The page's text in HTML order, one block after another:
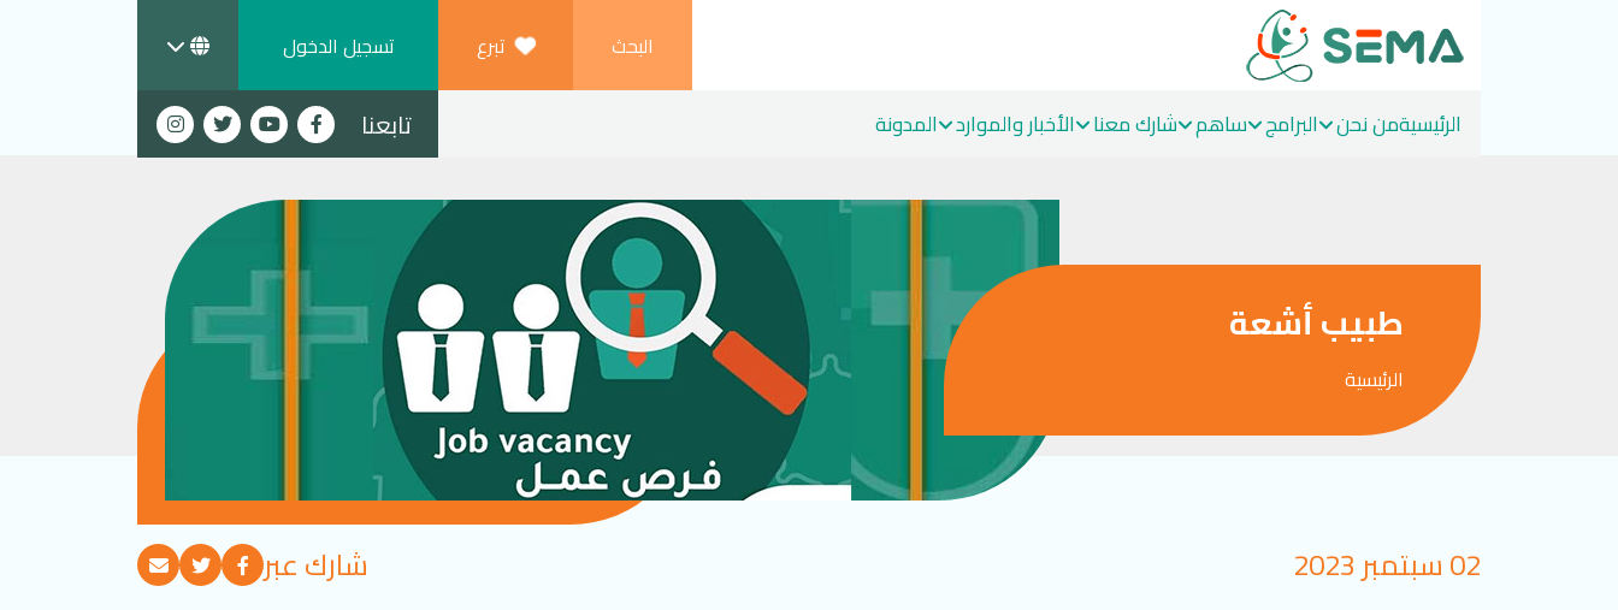
البحث تبرع تسجيل الدخول
الرئيسيةمن نحن البرامج ساهم شارك معنا الأخبار والموارد المدونة تابعنا
طبيب أشعة
الرئيسية
02 سبتمبر 2023 شارك عبر